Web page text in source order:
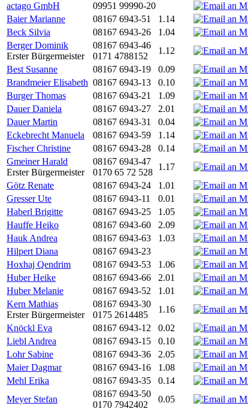
actago GmbH
09951 99990-20
Baier Marianne
08167 6943-51 1.14
Beck Silvia
08167 6943-26 1.04
Berger Dominik
Erster Bürgermeister
08167 6943-46
0171 4788152
1.12
Best Susanne
08167 6943-19 0.09
Brandmeier Elisabeth 08167 6943-13 0.10
Burger Thomas
08167 6943-21 1.09
Dauer Daniela
08167 6943-27 2.01
Dauer Martin
08167 6943-31 0.04
Eckebrecht Manuela
08167 6943-59 1.14
Fischer Christine
08167 6943-28 0.14
Gmeiner Harald
Erster Bürgermeister
08167 6943-47
0170 65 72 528
1.17
Götz Renate
08167 6943-24 1.01
Gresser Ute
08167 6943-11 0.01
Haberl Brigitte
08167 6943-25 1.05
Hauffe Heiko
08167 6943-60 2.09
Hauk Andrea
08167 6943-63 1.03
Hilpert Diana
08167 6943-23
Hoxhaj Qendrim
08167 6943-53 1.06
Huber Heike
08167 6943-66 2.01
Huber Melanie
08167 6943-52 1.01
Kern Mathias
Erster Bürgermeister
08167 6943-30
0175 2614485
1.16
Knöckl Eva
08167 6943-12 0.02
Liebl Andrea
08167 6943-15 0.10
Lohr Sabine
08167 6943-36 2.05
Maier Dagmar
08167 6943-16 1.08
Mehl Erika
08167 6943-35 0.14
Meyer Stefan
08167 6943-50
0170 7942402
0.05